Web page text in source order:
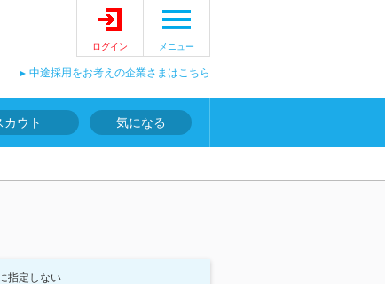
ログイン メニュー
中途採用をお考えの企業さまはこちら
カウト 気になる
指定しない